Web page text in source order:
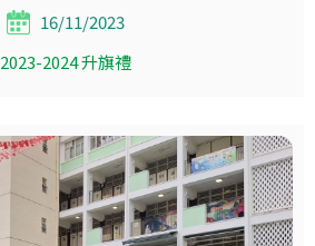
16/11/2023
2023-2024 升旗禮